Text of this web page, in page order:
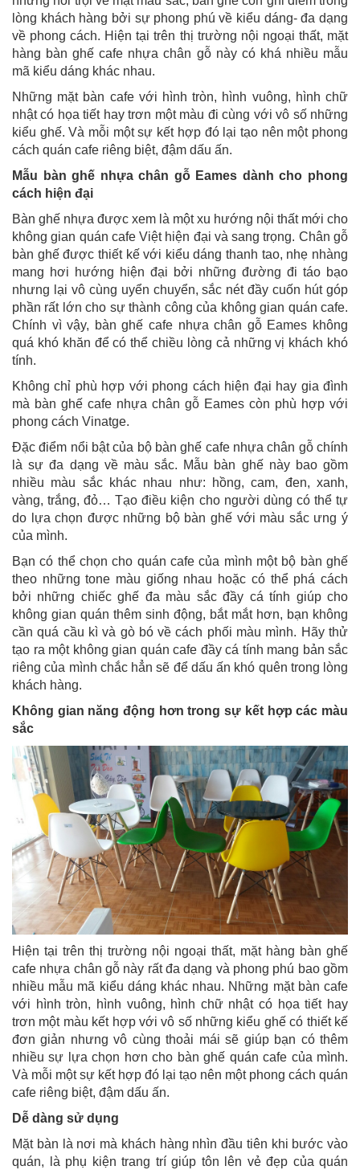
lòng khách hàng bởi sự phong phú về kiểu dáng- đa dạng
về phong cách. Hiện tại trên thị trường nội ngoại thất, mặt
hàng bàn ghế cafe nhựa chân gỗ này có khá nhiều mẫu
mã kiểu dáng khác nhau.
Những mặt bàn cafe với hình tròn, hình vuông, hình chữ
nhật có họa tiết hay trơn một màu đi cùng với vô số những
kiểu ghế. Và mỗi một sự kết hợp đó lại tạo nên một phong
cách quán cafe riêng biệt, đậm dấu ấn.
Mẫu bàn ghế nhựa chân gỗ Eames dành cho phong
cách hiện đại
Bàn ghế nhựa được xem là một xu hướng nội thất mới cho
không gian quán cafe Việt hiện đại và sang trọng. Chân gỗ
bàn ghế được thiết kế với kiểu dáng thanh tao, nhẹ nhàng
mang hơi hướng hiện đại bởi những đường đi táo bạo
nhưng lại vô cùng uyển chuyển, sắc nét đầy cuốn hút góp
phần rất lớn cho sự thành công của không gian quán cafe.
Chính vì vậy, bàn ghế cafe nhựa chân gỗ Eames không
quá khó khăn để có thể chiều lòng cả những vị khách khó
tính.
Không chỉ phù hợp với phong cách hiện đại hay gia đình
mà bàn ghế cafe nhựa chân gỗ Eames còn phù hợp với
phong cách Vinatge.
Đặc điểm nổi bật của bộ bàn ghế cafe nhựa chân gỗ chính
là sự đa dạng về màu sắc. Mẫu bàn ghế này bao gồm
nhiều màu sắc khác nhau như: hồng, cam, đen, xanh,
vàng, trắng, đỏ… Tạo điều kiện cho người dùng có thể tự
do lựa chọn được những bộ bàn ghế với màu sắc ưng ý
của mình.
Bạn có thể chọn cho quán cafe của mình một bộ bàn ghế
theo những tone màu giống nhau hoặc có thể phá cách
bởi những chiếc ghế đa màu sắc đầy cá tính giúp cho
không gian quán thêm sinh động, bắt mắt hơn, bạn không
cần quá cầu kì và gò bó về cách phối màu mình. Hãy thử
tạo ra một không gian quán cafe đầy cá tính mang bản sắc
riêng của mình chắc hẳn sẽ để dấu ấn khó quên trong lòng
khách hàng.
Không gian năng động hơn trong sự kết hợp các màu
sắc
Hiện tại trên thị trường nội ngoại thất, mặt hàng bàn ghế
cafe nhựa chân gỗ này rất đa dạng và phong phú bao gồm
nhiều mẫu mã kiểu dáng khác nhau. Những mặt bàn cafe
với hình tròn, hình vuông, hình chữ nhật có họa tiết hay
trơn một màu kết hợp với vô số những kiểu ghế có thiết kế
đơn giản nhưng vô cùng thoải mái sẽ giúp bạn có thêm
nhiều sự lựa chọn hơn cho bàn ghế quán cafe của mình.
Và mỗi một sự kết hợp đó lại tạo nên một phong cách quán
cafe riêng biệt, đậm dấu ấn.
Dễ dàng sử dụng
Mặt bàn là nơi mà khách hàng nhìn đầu tiên khi bước vào
quán, là phụ kiện trang trí giúp tôn lên vẻ đẹp của quán